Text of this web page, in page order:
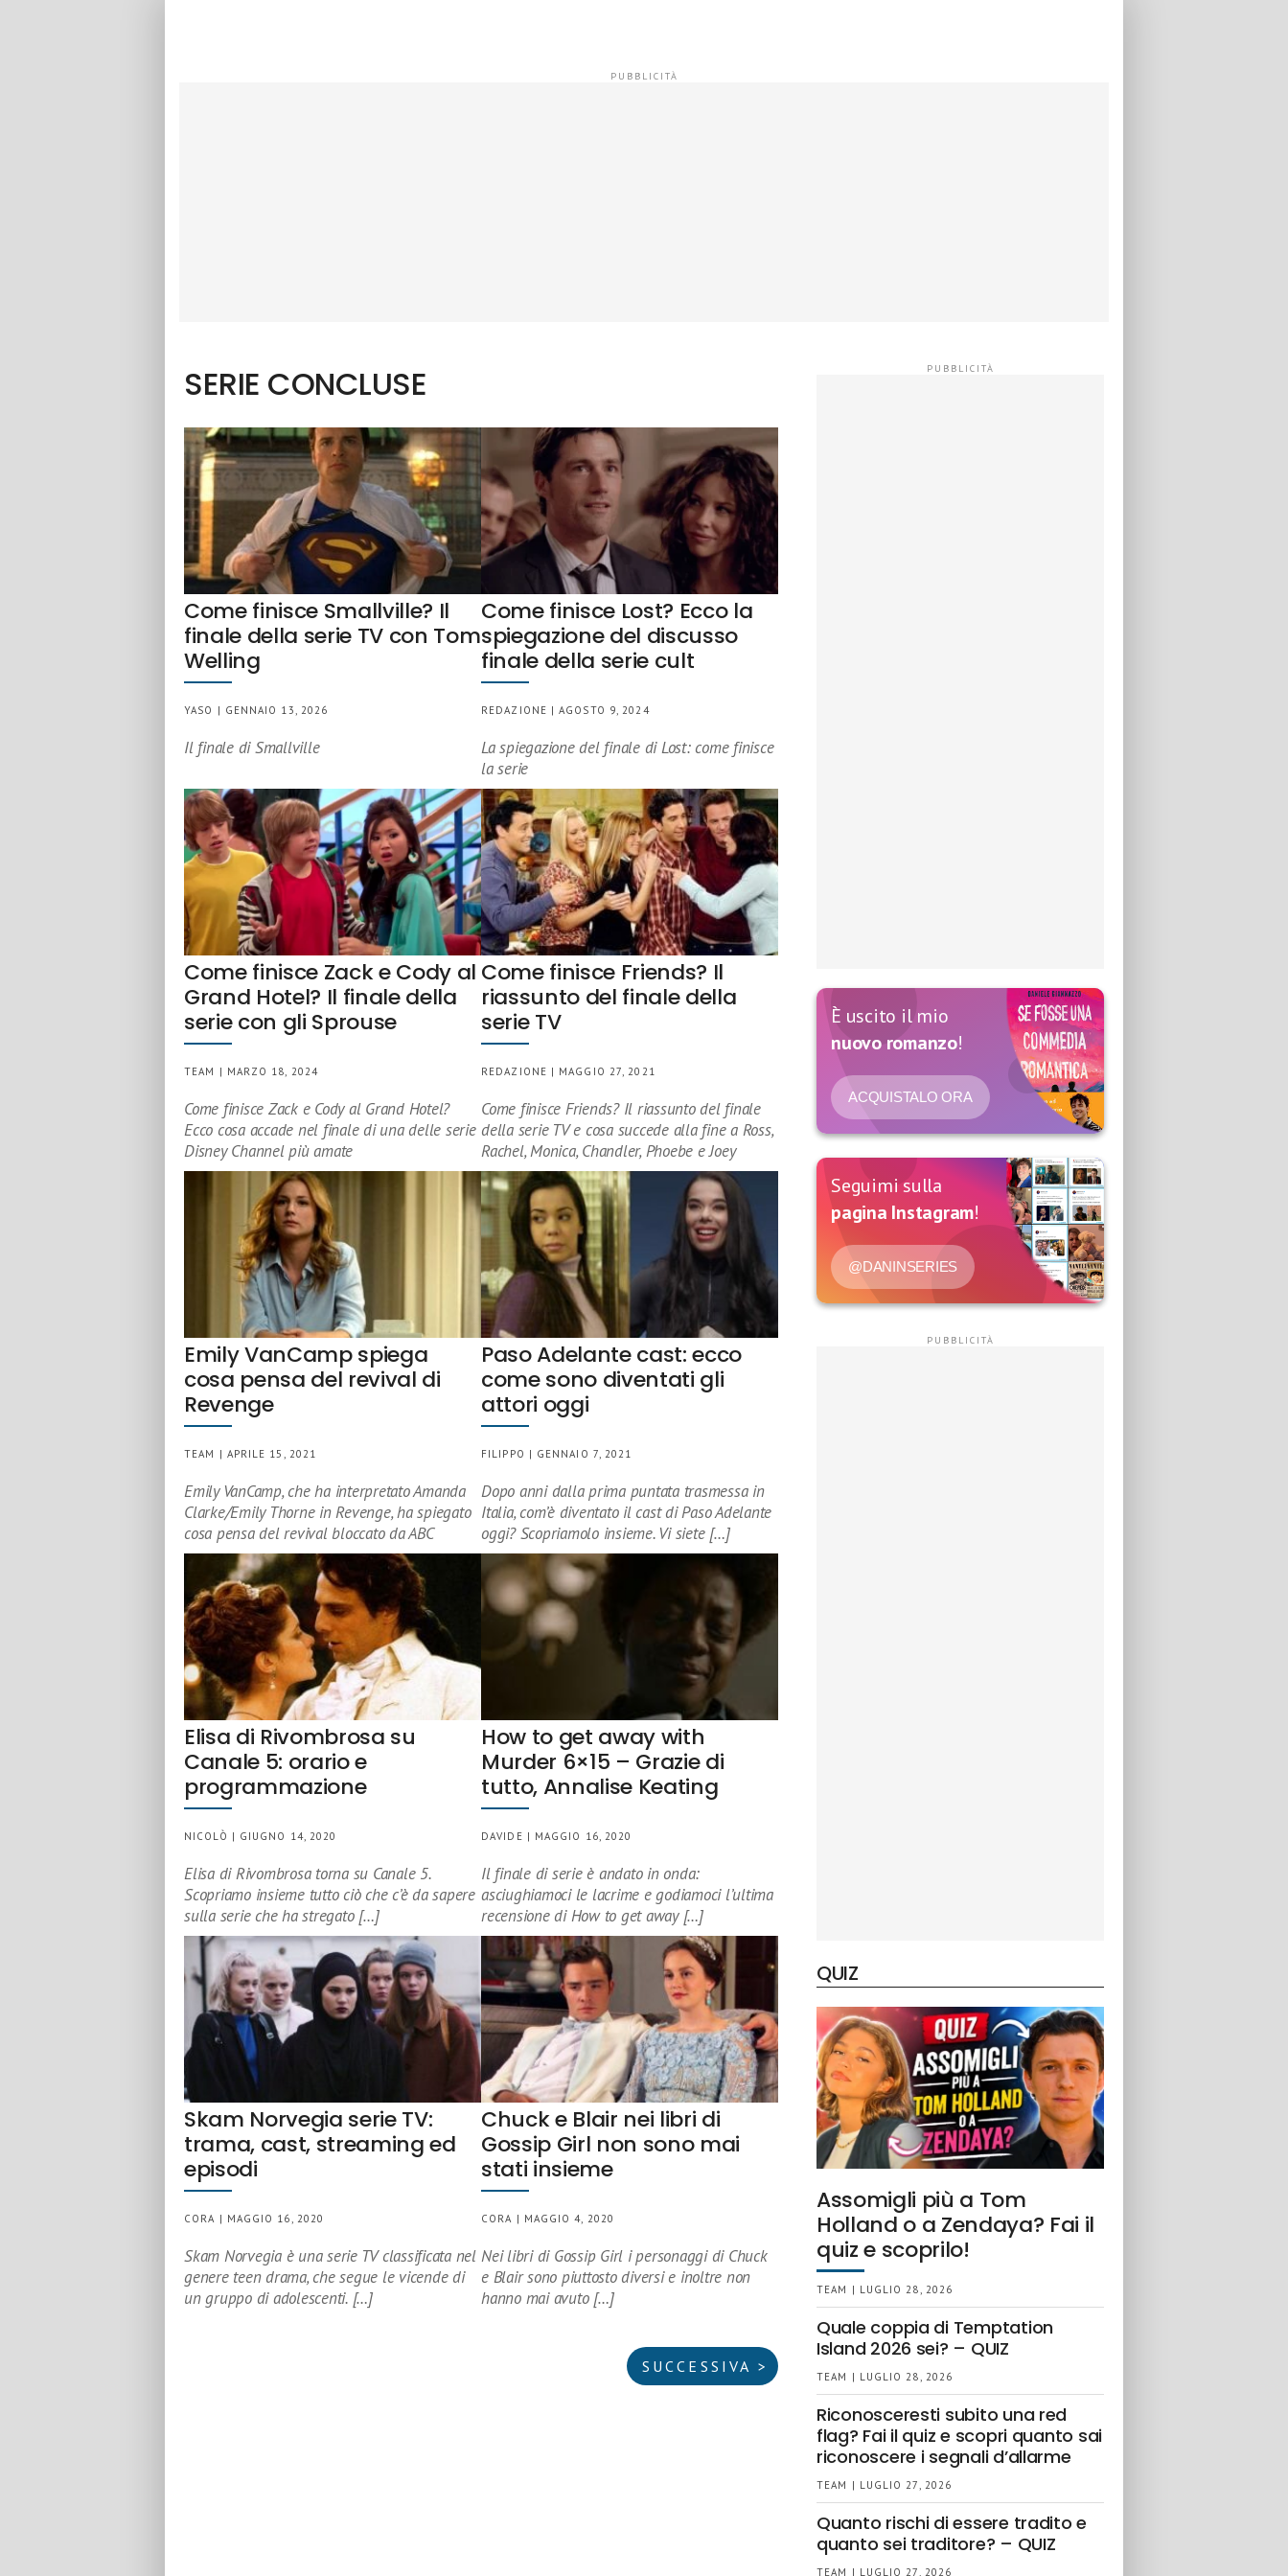
SERIE CONCLUSE
Come finisce Smallville? Il
finale della serie TV con Tom
Welling
YASO | GENNAIO 13, 2026
Il finale di Smallville
Come finisce Lost? Ecco la
spiegazione del discusso
finale della serie cult
REDAZIONE | AGOSTO 9, 2024
La spiegazione del finale di Lost: come finisce
la serie
Come finisce Zack e Cody al
Grand Hotel? Il finale della
serie con gli Sprouse
TEAM | MARZO 18, 2024
Come finisce Zack e Cody al Grand Hotel?
Ecco cosa accade nel finale di una delle serie
Disney Channel più amate
Come finisce Friends? Il
riassunto del finale della
serie TV
REDAZIONE | MAGGIO 27, 2021
Come finisce Friends? Il riassunto del finale
della serie TV e cosa succede alla fine a Ross,
Rachel, Monica, Chandler, Phoebe e Joey
Emily VanCamp spiega
cosa pensa del revival di
Revenge
TEAM | APRILE 15, 2021
Emily VanCamp, che ha interpretato Amanda
Clarke/Emily Thorne in Revenge, ha spiegato
cosa pensa del revival bloccato da ABC
Paso Adelante cast: ecco
come sono diventati gli
attori oggi
FILIPPO | GENNAIO 7, 2021
Dopo anni dalla prima puntata trasmessa in
Italia, com’è diventato il cast di Paso Adelante
oggi? Scopriamolo insieme. Vi siete […]
Elisa di Rivombrosa su
Canale 5: orario e
programmazione
NICOLÒ | GIUGNO 14, 2020
Elisa di Rivombrosa torna su Canale 5.
Scopriamo insieme tutto ciò che c’è da sapere
sulla serie che ha stregato […]
How to get away with
Murder 6×15 – Grazie di
tutto, Annalise Keating
DAVIDE | MAGGIO 16, 2020
Il finale di serie è andato in onda:
asciughiamoci le lacrime e godiamoci l’ultima
recensione di How to get away […]
Skam Norvegia serie TV:
trama, cast, streaming ed
episodi
CORA | MAGGIO 16, 2020
Skam Norvegia è una serie TV classificata nel
genere teen drama, che segue le vicende di
un gruppo di adolescenti. […]
Chuck e Blair nei libri di
Gossip Girl non sono mai
stati insieme
CORA | MAGGIO 4, 2020
Nei libri di Gossip Girl i personaggi di Chuck
e Blair sono piuttosto diversi e inoltre non
hanno mai avuto […]
SUCCESSIVA >
È uscito il mio
nuovo romanzo!
ACQUISTALO ORA
Seguimi sulla
pagina Instagram!
@DANINSERIES
QUIZ
Assomigli più a Tom
Holland o a Zendaya? Fai il
quiz e scoprilo!
TEAM | LUGLIO 28, 2026
Quale coppia di Temptation
Island 2026 sei? – QUIZ
TEAM | LUGLIO 28, 2026
Riconosceresti subito una red
flag? Fai il quiz e scopri quanto sai
riconoscere i segnali d’allarme
TEAM | LUGLIO 27, 2026
Quanto rischi di essere tradito e
quanto sei traditore? – QUIZ
TEAM | LUGLIO 27, 2026